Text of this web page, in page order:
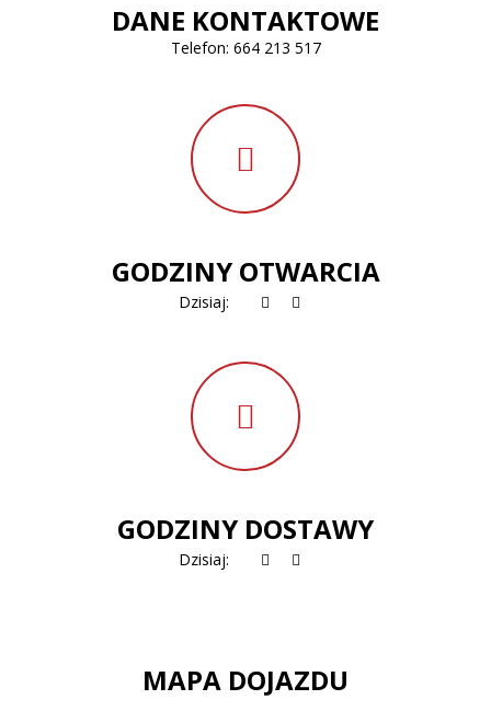
DANE KONTAKTOWE
Telefon: 664 213 517
GODZINY OTWARCIA
Dzisiaj:
GODZINY DOSTAWY
Dzisiaj:
MAPA DOJAZDU